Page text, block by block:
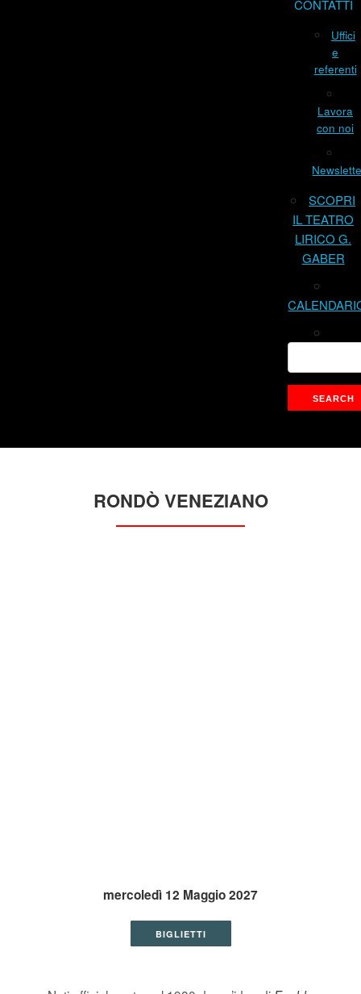
CONTATTI
Uffici
e
referenti
Lavora
con noi
SCOPRI
IL TEATRO
LIRICO G.
GABER
RONDÒ VENEZIANO
mercoledì 12 Maggio 2027
BIGLIETTI